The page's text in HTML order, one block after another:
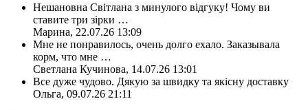
Нешановна Світлана з минулого відгуку! Чому ви
ставите три зірки …
Марина, 22.07.26 13:09
Мне не понравилось, очень долго ехало. Заказывала
корм, что мне …
Светлана Кучинова, 14.07.26 13:01
Все дуже чудово. Дякую за швидку та якісну доставку
Ольга, 09.07.26 21:11